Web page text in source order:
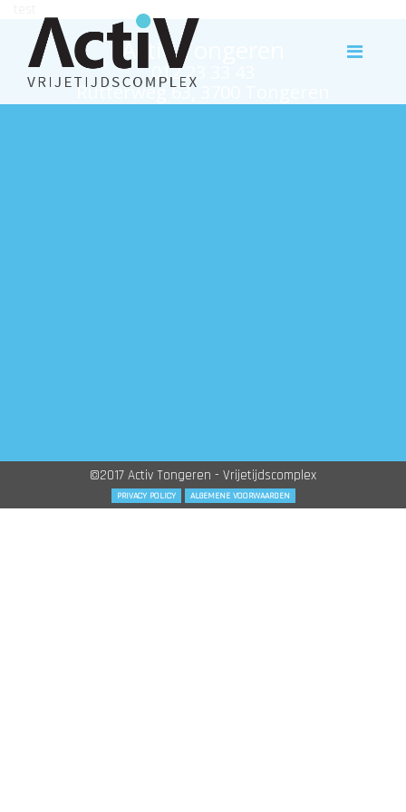
Activ Tongeren
012 23 33 43
Rutterweg 63, 3700 Tongeren
©2017 Activ Tongeren - Vrijetijdscomplex
PRIVACY POLICY ALGEMENE VOORWAARDEN